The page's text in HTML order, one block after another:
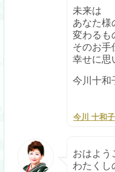
未来は
あなた様
変わるも
そのお手
幸せに思
今川十和
今川 十和子
おはよう
わたくし